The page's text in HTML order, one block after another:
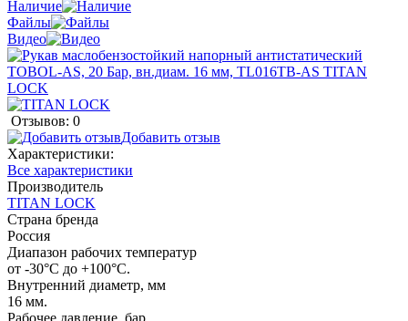
Наличие
Файлы
Видео
Отзывов: 0
Добавить отзыв
Характеристики:
Все характеристики
Производитель
TITAN LOCK
Страна бренда
Россия
Диапазон рабочих температур
от -30°С до +100°С.
Внутренний диаметр, мм
16 мм.
Рабочее давление, бар